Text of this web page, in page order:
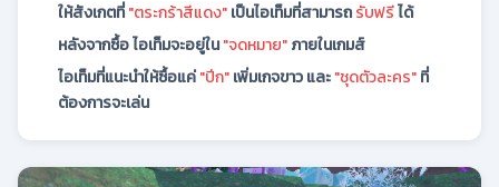
ให้สังเกตที่"ตระกร้าสีแดง"เป็นไอเท็มที่สามารถรับฟรีได้
หลังจากซื้อ ไอเท็มจะอยู่ใน"จดหมาย"ภายในเกมส์
ไอเท็มที่แนะนำให้ซื้อแค่"ปีก"เพิ่มเกจขาว และ"ชุดตัวละคร"ที่
ต้องการจะเล่น